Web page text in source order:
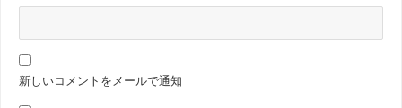
新しいコメントをメールで通知